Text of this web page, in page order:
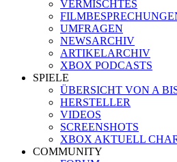
VERMISCHTES
UMFRAGEN
NEWSARCHIV
ARTIKELARCHIV
XBOX PODCASTS
SPIELE
ÜBERSICHT VON A
HERSTELLER
VIDEOS
SCREENSHOTS
XBOX AKTUELL
COMMUNITY